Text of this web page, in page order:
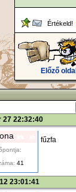
Értékeld!
Előző oldal
27 22:32:40
41
fűzfa
23:01:41